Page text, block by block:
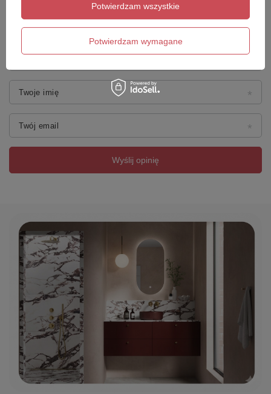
Dodaj własne zdjęcie produktu:
Twoje imię
Twój email
Wyślij opinię
Potwierdzam wymagane
Potwierdzam wszystkie